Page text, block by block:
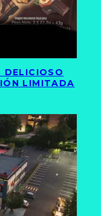
DELICIOSO
LIMITADA